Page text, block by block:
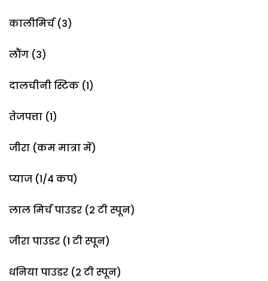
कालीमिर्च (3)
लौंग (3)
दाल​चीनी स्टिक (1)
तेजपत्ता (1)
जीरा (कम मात्रा में)
प्याज (1/4 कप)
लाल​ मिर्च पाउडर (2 टी स्पून)
जीरा पाउडर (1 टी स्पून)
धनिया पाउडर (2 टी स्पून)